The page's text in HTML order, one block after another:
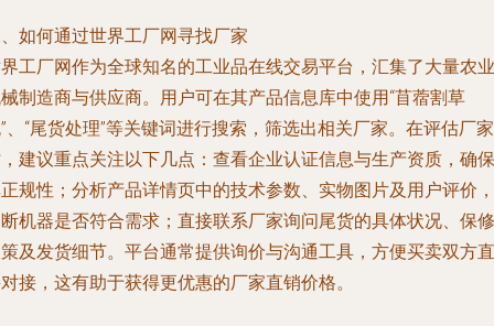
如何通过世界工厂网寻找厂家
工厂网作为全球知名的工业品在线交易平台，汇集了大量农业
制造商与供应商。用户可在其产品信息库中使用“苜蓿割草
、“尾货处理”等关键词进行搜索，筛选出相关厂家。在评估厂家
建议重点关注以下几点：查看企业认证信息与生产资质，确保
规性；分析产品详情页中的技术参数、实物图片及用户评价，
机器是否符合需求；直接联系厂家询问尾货的具体状况、保修
及发货细节。平台通常提供询价与沟通工具，方便买卖双方直
接，这有助于获得更优惠的厂家直销价格。